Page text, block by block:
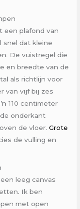
een plafond van
snel dat kleine
De vuistregel die
en breedte van de
als richtlijn voor
van vijf bij zes
110 centimeter
onderkant
de vloer.Grote
de vulling en
leeg canvas
Ik ben
met open